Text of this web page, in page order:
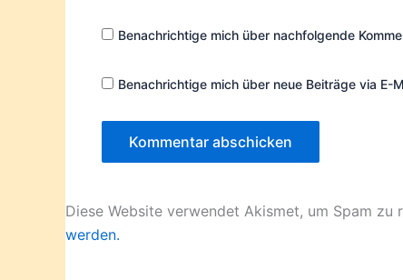
Benachrichtige mich über nachfolgende
Benachrichtige mich über neue Beiträge via E-
Diese Website verwendet Akismet, um Spam zu
werden.